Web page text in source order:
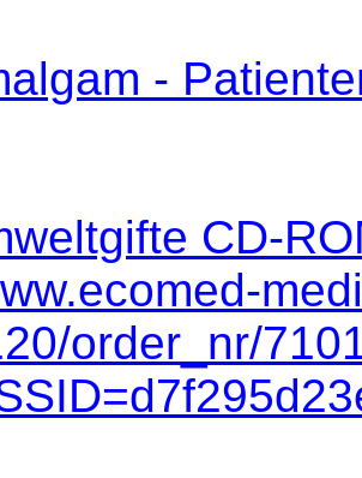
-
CD-
order_nr/